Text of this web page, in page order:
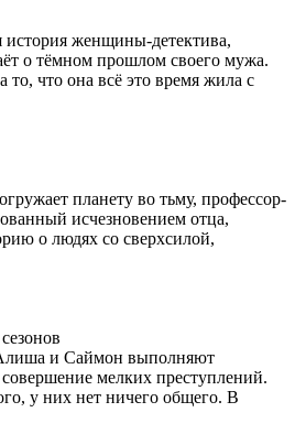
история женщины-детектива,
о тёмном прошлом своего мужа.
то, что она всё это время жила с
планету во тьму, профессор-
исчезновением отца,
о людях со сверхсилой,
и Саймон выполняют
мелких преступлений.
у них нет ничего общего. В